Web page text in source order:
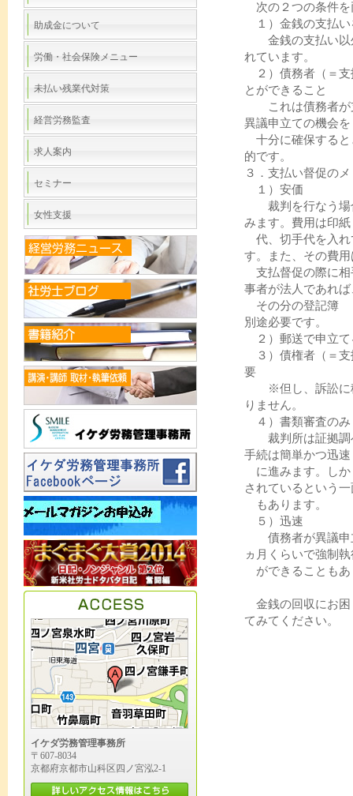
次の２つの条件を
１）金銭の支払い
金銭の支払い以
れています。
２）債務者（＝支
とができること
これは債務者が
異議申立ての機会を
十分に確保すると
的です。
３．支払い督促の
１）安価
裁判を行なう場
みます。費用は印紙
代、切手代を入
す。また、その費用
支払督促の際に相
事者が法人であれば
その分の登記簿
別途必要です。
２）郵送で申立て
３）債権者（＝支
要
※但し、訴訟に移
りません。
４）書類審査のみ
裁判所は証拠調
手続は簡単かつ迅速
に進みます。し
されているという一
もあります。
５）迅速
債務者が異議申
ヵ月くらいで強制執
ができることもあ
金銭の回収にお困
てみてください。
助成金について
労働・社会保険メニュー
未払い残業代対策
経営労務監査
求人案内
セミナー
女性支援
イケダ労務管理事務所
〒607-8034
京都府京都市山科区四ノ宮泓2-1